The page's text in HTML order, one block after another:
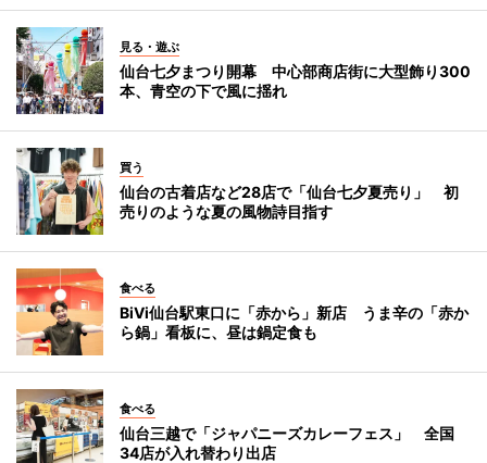
見る・遊ぶ
仙台七夕まつり開幕 中心部商店街に大型飾り300
本、青空の下で風に揺れ
買う
仙台の古着店など28店で「仙台七夕夏売り」 初
売りのような夏の風物詩目指す
食べる
BiVi仙台駅東口に「赤から」新店 うま辛の「赤か
ら鍋」看板に、昼は鍋定食も
食べる
仙台三越で「ジャパニーズカレーフェス」 全国
34店が入れ替わり出店